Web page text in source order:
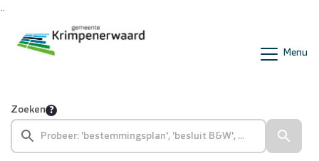
Menu
Zoeken